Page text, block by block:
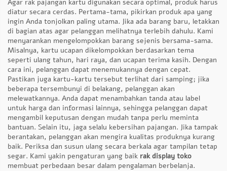
Agar rak pajangan kartu digunakan secara optimal, produk harus
diatur secara cerdas. Pertama-tama, pikirkan produk apa yang
ingin Anda tonjolkan paling utama. Jika ada barang baru, letakkan
di bagian atas agar pelanggan melihatnya terlebih dahulu. Kami
menyarankan mengelompokkan barang sejenis bersama-sama.
Misalnya, kartu ucapan dikelompokkan berdasarkan tema
seperti ulang tahun, hari raya, dan ucapan terima kasih. Dengan
cara ini, pelanggan dapat menemukannya dengan cepat.
Pastikan juga kartu-kartu tersebut terlihat dari samping; jika
beberapa tersembunyi di belakang, pelanggan akan
melewatkannya. Anda dapat menambahkan tanda atau label
untuk harga dan informasi lainnya, sehingga pelanggan dapat
mengambil keputusan dengan mudah tanpa perlu meminta
bantuan. Selain itu, jaga selalu kebersihan pajangan. Jika tampak
berantakan, pelanggan akan mengira kualitas produknya kurang
baik. Periksa dan susun ulang secara berkala agar tampilan tetap
segar. Kami yakin pengaturan yang baik rak display toko
membuat perbedaan besar dalam pengalaman berbelanja.